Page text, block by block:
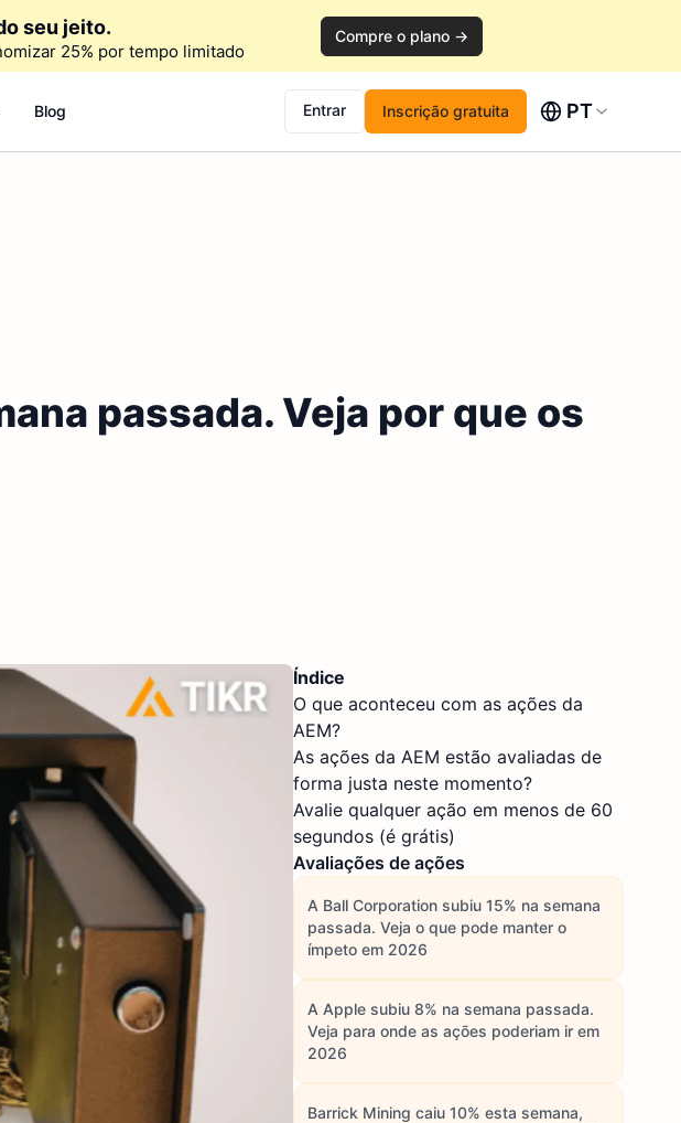
seu jeito.
25% por tempo limitado
Compre o plano →
Blog Entrar Inscrição gratuita PT
passada. Veja por que os
Índice
O que aconteceu com as ações da
AEM?
As ações da AEM estão avaliadas de
forma justa neste momento?
Avalie qualquer ação em menos de 60
segundos (é grátis)
Avaliações de ações
A Ball Corporation subiu 15% na semana
passada. Veja o que pode manter o
ímpeto em 2026
A Apple subiu 8% na semana passada.
Veja para onde as ações poderiam ir em
2026
Barrick Mining caiu 10% esta semana,